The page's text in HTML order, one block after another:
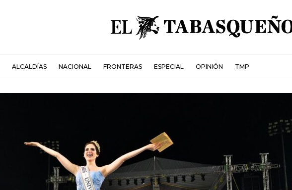
ALCALDÍAS NACIONAL FRONTERAS ESPECIAL OPINIÓN TMP